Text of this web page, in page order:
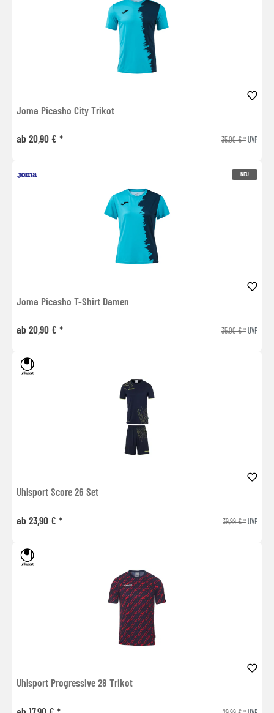
Joma Picasho City Trikot
ab 20,90 € * 35,00 € *UVP
NEU
Joma Picasho T-Shirt Damen
ab 20,90 € * 35,00 € *UVP
Uhlsport Score 26 Set
ab 23,90 € * 39,99 € *UVP
Uhlsport Progressive 28 Trikot